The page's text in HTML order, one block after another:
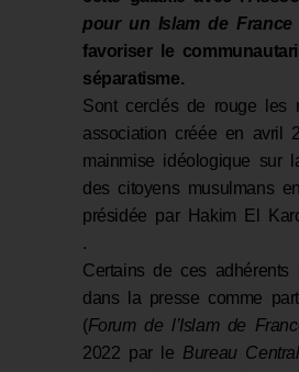
pour un Islam de France
favoriser le
séparatisme.
Sont cerclés de rouge les
association créée en avril
mainmise idéologique sur
des citoyens musulmans
présidée par Hakim El
.
Certains de ces adhérents
dans la presse comme
(Forum de l’Islam de
2022 par le Bureau